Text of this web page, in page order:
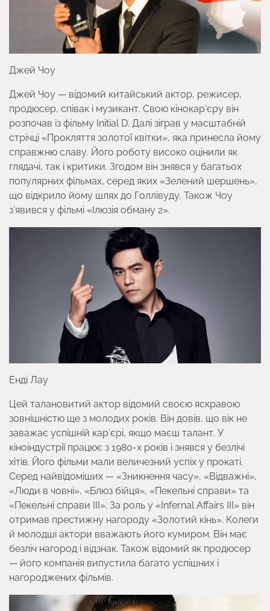
Джей Чоу
Джей Чоу — відомий китайський актор, режисер,
продюсер, співак і музикант. Свою кінокар’єру він
розпочав із фільму Initial D. Далі зіграв у масштабній
стрічці «Прокляття золотої квітки», яка принесла йому
справжню славу. Його роботу високо оцінили як
глядачі, так і критики. Згодом він знявся у багатьох
популярних фільмах, серед яких «Зелений шершень»,
що відкрило йому шлях до Голлівуду. Також Чоу
з’явився у фільмі «Ілюзія обману 2».
Енді Лау
Цей талановитий актор відомий своєю яскравою
зовнішністю ще з молодих років. Він довів, що вік не
заважає успішній кар’єрі, якщо маєш талант. У
кіноіндустрії працює з 1980-х років і знявся у безлічі
хітів. Його фільми мали величезний успіх у прокаті.
Серед найвідоміших — «Зникнення часу», «Відважні»,
«Люди в човні», «Блюз бійця», «Пекельні справи» та
«Пекельні справи III». За роль у «Infernal Affairs III» він
отримав престижну нагороду «Золотий кінь». Колеги
й молодші актори вважають його кумиром. Він має
безліч нагород і відзнак. Також відомий як продюсер
— його компанія випустила багато успішних і
нагороджених фільмів.